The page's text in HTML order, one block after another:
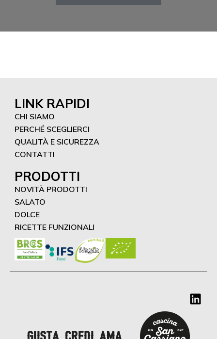
LINK RAPIDI
CHI SIAMO
PERCHÉ SCEGLIERCI
QUALITÀ E SICUREZZA
CONTATTI
PRODOTTI
NOVITÀ PRODOTTI
SALATO
DOLCE
RICETTE FUNZIONALI